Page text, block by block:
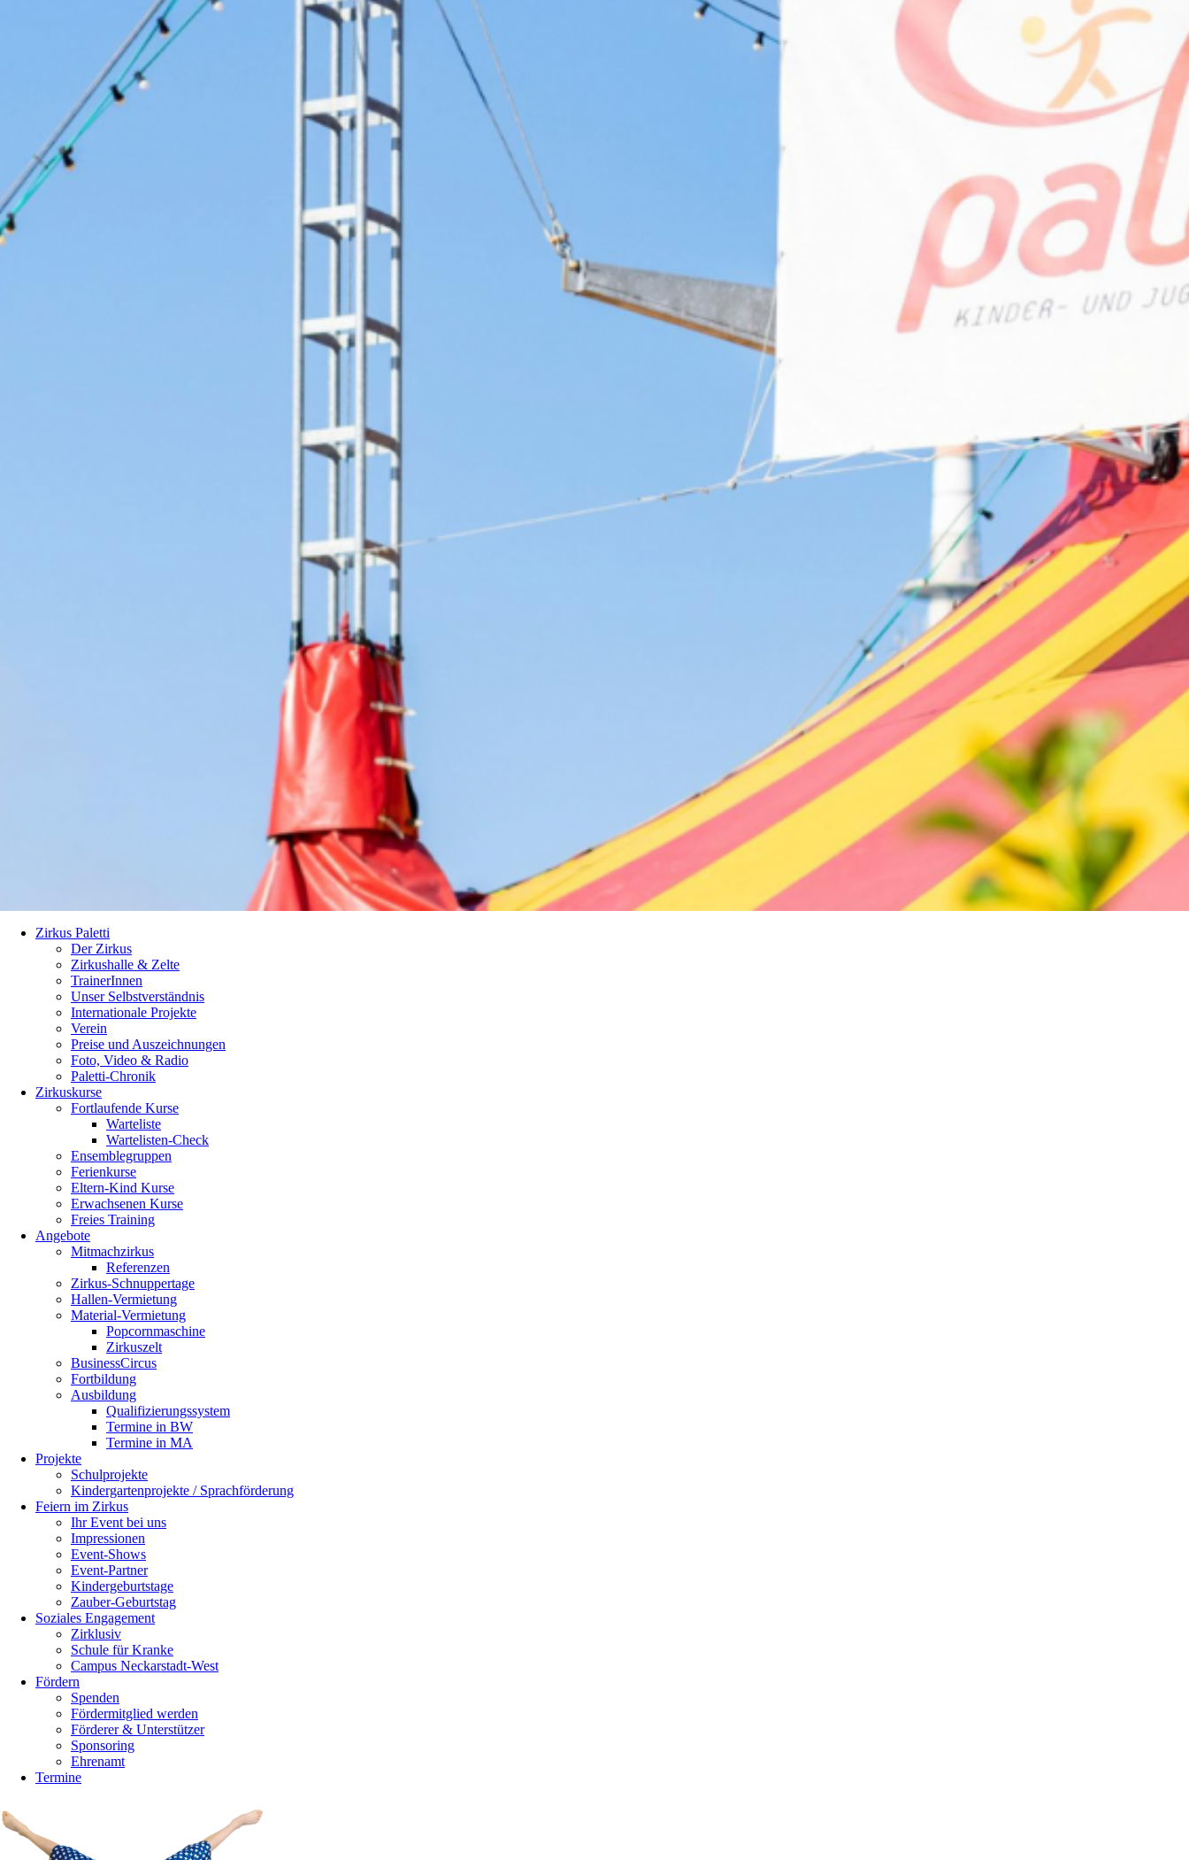
Zirkus Paletti
Der Zirkus
Zirkushalle & Zelte
TrainerInnen
Unser Selbstverständnis
Internationale Projekte
Verein
Preise und Auszeichnungen
Foto, Video & Radio
Paletti-Chronik
Zirkuskurse
Fortlaufende Kurse
Warteliste
Wartelisten-Check
Ensemblegruppen
Ferienkurse
Eltern-Kind Kurse
Erwachsenen Kurse
Freies Training
Angebote
Mitmachzirkus
Referenzen
Zirkus-Schnuppertage
Hallen-Vermietung
Material-Vermietung
Popcornmaschine
Zirkuszelt
BusinessCircus
Fortbildung
Ausbildung
Qualifizierungssystem
Termine in BW
Termine in MA
Projekte
Schulprojekte
Kindergartenprojekte / Sprachförderung
Feiern im Zirkus
Ihr Event bei uns
Impressionen
Event-Shows
Event-Partner
Kindergeburtstage
Zauber-Geburtstag
Soziales Engagement
Zirklusiv
Schule für Kranke
Campus Neckarstadt-West
Fördern
Spenden
Fördermitglied werden
Förderer & Unterstützer
Sponsoring
Ehrenamt
Termine